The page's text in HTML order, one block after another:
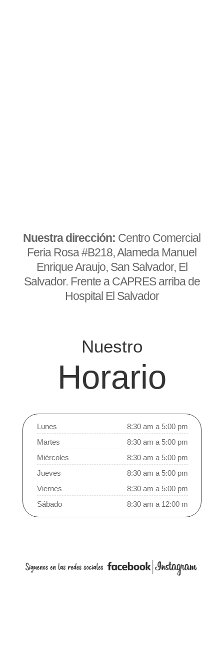
Nuestra dirección: Centro Comercial
Feria Rosa #B218, Alameda Manuel
Enrique Araujo, San Salvador, El
Salvador. Frente a CAPRES arriba de
Hospital El Salvador
Nuestro
Horario
Lunes
8:30 am a 5:00 pm
Martes
8:30 am a 5:00 pm
Miércoles
8:30 am a 5:00 pm
Jueves
8:30 am a 5:00 pm
Viernes
8:30 am a 5:00 pm
Sábado
8:30 am a 12:00 m